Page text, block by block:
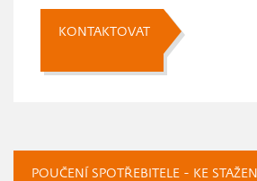
KONTAKTOVAT
POUČENÍ SPOTŘEBITELE - KE STAŽENÍ